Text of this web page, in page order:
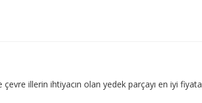
illerin ihtiyacın olan yedek parçayı en iyi fiyata